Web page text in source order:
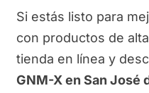
Si estás listo para
con productos de
tienda en línea y
GNM-X en San José